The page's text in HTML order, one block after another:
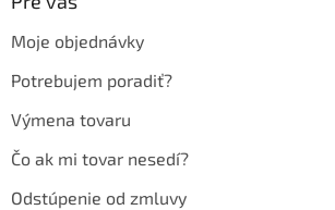
Moje objednávky
Potrebujem poradiť?
Výmena tovaru
Čo ak mi tovar nesedí?
Odstúpenie od zmluvy